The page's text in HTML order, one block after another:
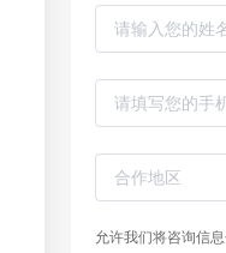
允许我们将咨询信